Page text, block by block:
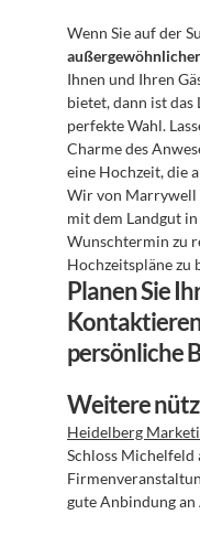
Ihnen und Ihren
bietet, dann ist
perfekte Wahl.
Charme des
eine Hochzeit, die
Wir von Marrywell
mit dem Landgut
Wunschtermin zu
Hochzeitspläne zu
Planen Sie
persönliche
Weitere
Heidelberg
Schloss
gute Anbindung